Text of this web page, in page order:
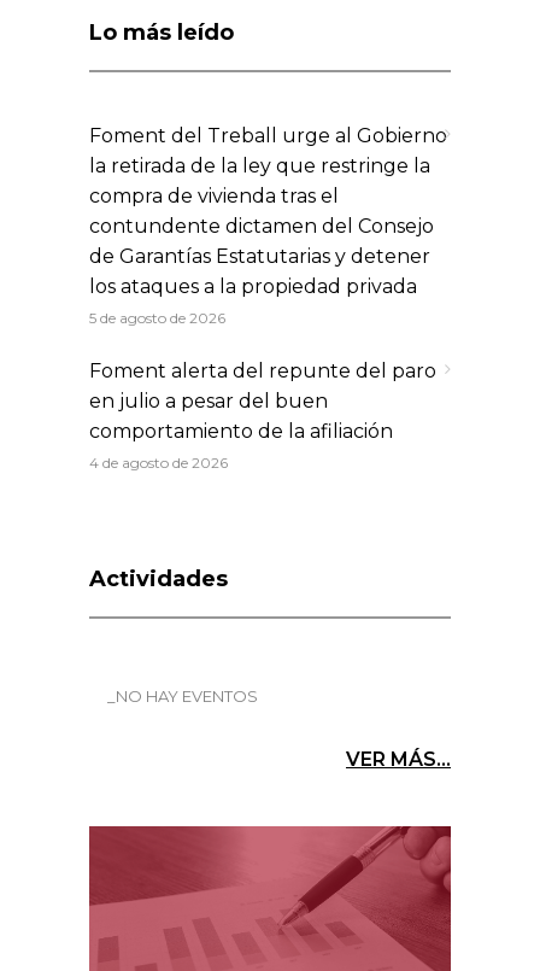
Lo más leído
Foment del Treball urge al Gobierno
la retirada de la ley que restringe la
compra de vivienda tras el
contundente dictamen del Consejo
de Garantías Estatutarias y detener
los ataques a la propiedad privada
5 de agosto de 2026
Foment alerta del repunte del paro
en julio a pesar del buen
comportamiento de la afiliación
4 de agosto de 2026
Actividades
_NO HAY EVENTOS
VER MÁS...